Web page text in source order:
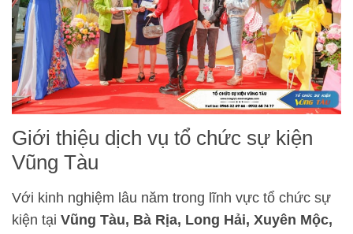
Giới thiệu dịch vụ tổ chức sự kiện
Vũng Tàu
Với kinh nghiệm lâu năm trong lĩnh vực tổ chức sự
kiện tại Vũng Tàu, Bà Rịa, Long Hải, Xuyên Mộc,